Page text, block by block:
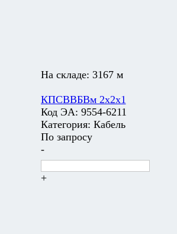
На складе: 3167 м
КПСВВБВм 2х2х1
Код ЭА: 9554-6211
Категория: Кабель
По запросу
-
+